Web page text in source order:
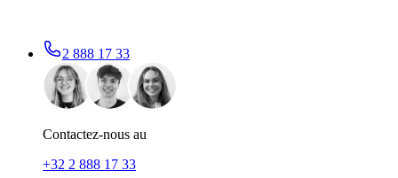
2 888 17 33
Contactez-nous au
+32 2 888 17 33